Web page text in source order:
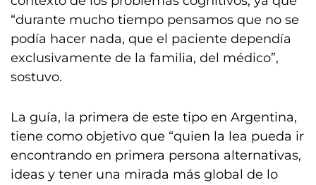
“durante mucho tiempo pensamos que no se
podía hacer nada, que el paciente dependía
exclusivamente de la familia, del médico”,
sostuvo.
La guía, la primera de este tipo en Argentina,
tiene como objetivo que “quien la lea pueda ir
encontrando en primera persona alternativas,
ideas y tener una mirada más global de lo